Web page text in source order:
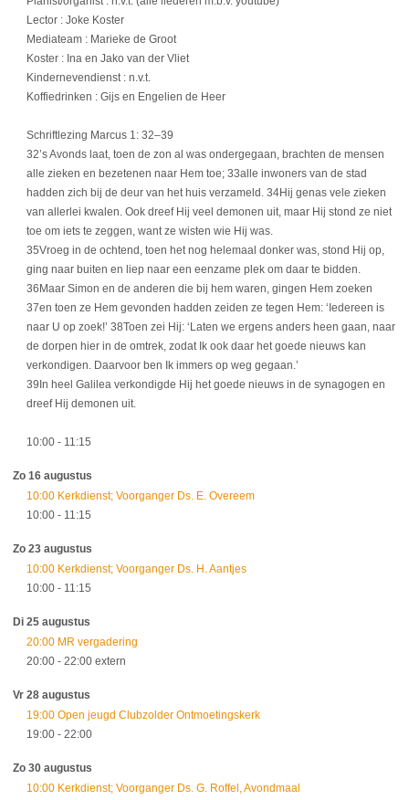
Lector : Joke Koster
Mediateam : Marieke de Groot
Koster : Ina en Jako van der Vliet
Kindernevendienst : n.v.t.
Koffiedrinken : Gijs en Engelien de Heer
Schriftlezing Marcus 1: 32–39
32’s Avonds laat, toen de zon al was ondergegaan, brachten de mensen
alle zieken en bezetenen naar Hem toe; 33alle inwoners van de stad
hadden zich bij de deur van het huis verzameld. 34Hij genas vele zieken
van allerlei kwalen. Ook dreef Hij veel demonen uit, maar Hij stond ze niet
toe om iets te zeggen, want ze wisten wie Hij was.
35Vroeg in de ochtend, toen het nog helemaal donker was, stond Hij op,
ging naar buiten en liep naar een eenzame plek om daar te bidden.
36Maar Simon en de anderen die bij hem waren, gingen Hem zoeken
37en toen ze Hem gevonden hadden zeiden ze tegen Hem: ‘Iedereen is
naar U op zoek!’ 38Toen zei Hij: ‘Laten we ergens anders heen gaan, naar
de dorpen hier in de omtrek, zodat Ik ook daar het goede nieuws kan
verkondigen. Daarvoor ben Ik immers op weg gegaan.’
39In heel Galilea verkondigde Hij het goede nieuws in de synagogen en
dreef Hij demonen uit.
10:00 - 11:15
Zo 16 augustus
10:00 Kerkdienst; Voorganger Ds. E. Overeem
10:00 - 11:15
Zo 23 augustus
10:00 Kerkdienst; Voorganger Ds. H. Aantjes
10:00 - 11:15
Di 25 augustus
20:00 MR vergadering
20:00 - 22:00 extern
Vr 28 augustus
19:00 Open jeugd Clubzolder Ontmoetingskerk
19:00 - 22:00
Zo 30 augustus
10:00 Kerkdienst; Voorganger Ds. G. Roffel, Avondmaal